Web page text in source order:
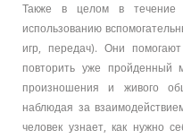
Также в целом в течение
использованию
игр, передач). Они
повторить уже пройденный
произношения и живого
наблюдая за
человек узнает, как нужно